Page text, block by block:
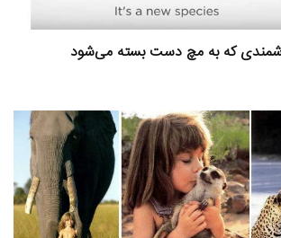
که به مچ دست بسته می‌شود